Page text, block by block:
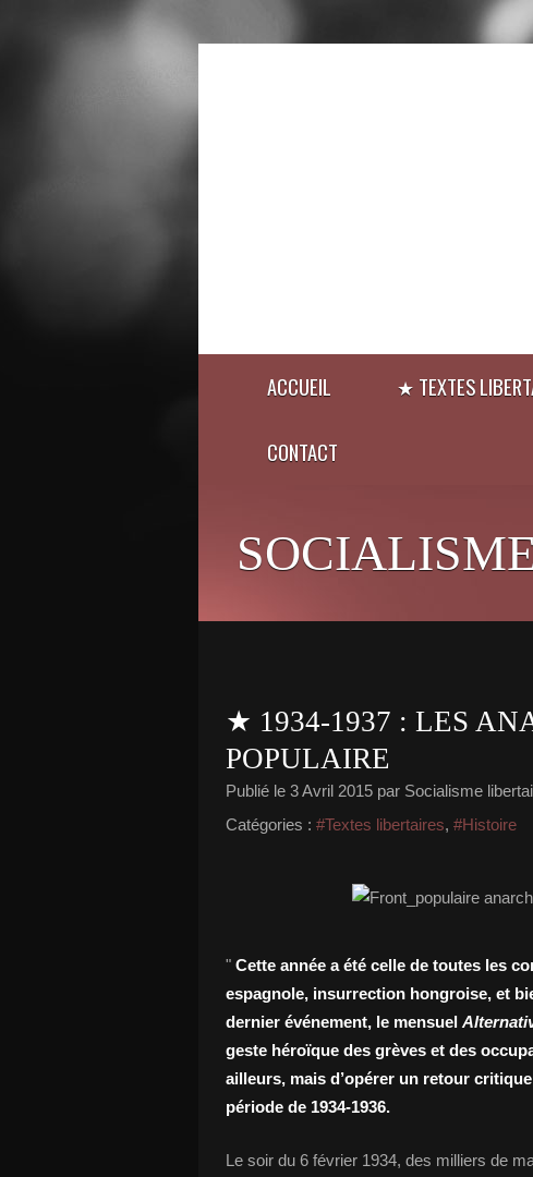
ACCUEIL ★ TEXTES
CONTACT
★ 1934-1937 : LES
POPULAIRE
Publié le 3 Avril 2015 par Socialisme
Catégories : #Textes libertaires, #Histoire
" Cette année a été celle de toutes les
espagnole, insurrection hongroise, et
dernier événement, le mensuel
geste héroïque des grèves et des
ailleurs, mais d’opérer un retour
période de 1934-1936.
Le soir du 6 février 1934, des milliers de